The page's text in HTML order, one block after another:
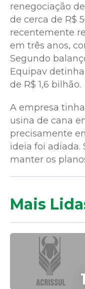
renegociação
de cerca de R$
recentemente
em três anos,
Segundo
Equipav
de R$ 1,6 bilhão.
A empresa
usina de cana
precisamente
ideia foi adiada.
manter os
Mais